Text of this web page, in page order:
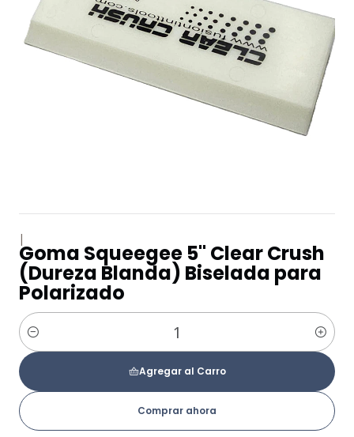
|
Goma Squeegee 5" Clear Crush
(Dureza Blanda) Biselada para
Polarizado
Cantidad
Agregar al Carro
Comprar ahora